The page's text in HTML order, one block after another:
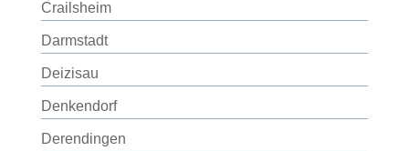
Crailsheim
Darmstadt
Deizisau
Denkendorf
Derendingen